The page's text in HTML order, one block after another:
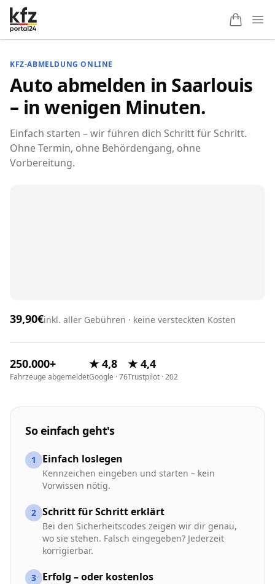
KFZ-ABMELDUNG ONLINE
Auto abmelden in Saarlouis
– in wenigen Minuten.
Einfach starten – wir führen dich Schritt für Schritt.
Ohne Termin, ohne Behördengang, ohne
Vorbereitung.
39,90€inkl. aller Gebühren · keine versteckten Kosten
250.000+
Fahrzeuge abgemeldet
★ 4,8
Google · 76
★ 4,4
Trustpilot · 202
So einfach geht's
1 Einfach loslegen
Kennzeichen eingeben und starten – kein
Vorwissen nötig.
2 Schritt für Schritt erklärt
Bei den Sicherheitscodes zeigen wir dir genau,
wo sie stehen. Falsch eingegeben? Jederzeit
korrigierbar.
3 Erfolg – oder kostenlos